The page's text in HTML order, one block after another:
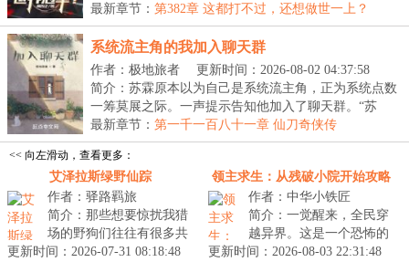
冬...
最新章节： 第382章 这都打不过，还想做世一上？
系统流主角的我加入聊天群
作者：极地旅者
更新时间：2026-08-02 04:37:58
简介：苏霖原本以为自己是系统流主角，正为系统点数
一筹莫展之际。一声提示告知他加入了聊天群。“苏
霖、...
最新章节： 第一千一百八十一章 仙刀奇侠传
<< 向左滑动，查看更多：
艾泽拉斯绿野仙踪
作者：驿路羁旅
简介：那些想要惊扰我猎
场的野狗们往往有很多共
同点，它们软弱、鲁莽、
更新时间：2026-07-31 08:18:48
领主求生：从残破小院开始攻略
作者：中华小铁匠
简介：一觉醒来，全民穿
越异界。这是一个恐怖的
世界，几乎不可度量。这
更新时间：2026-08-03 22:31:48